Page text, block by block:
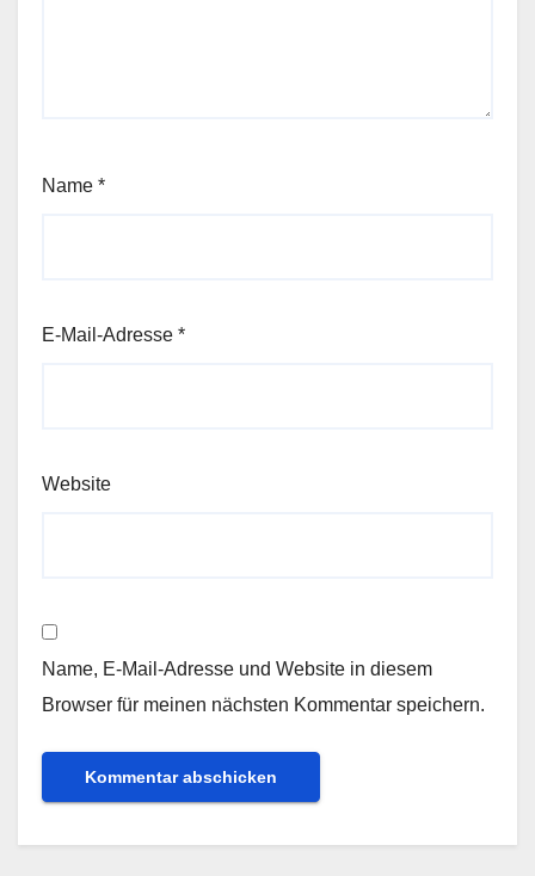
Name *
E-Mail-Adresse *
Website
Name, E-Mail-Adresse und Website in diesem
Browser für meinen nächsten Kommentar speichern.